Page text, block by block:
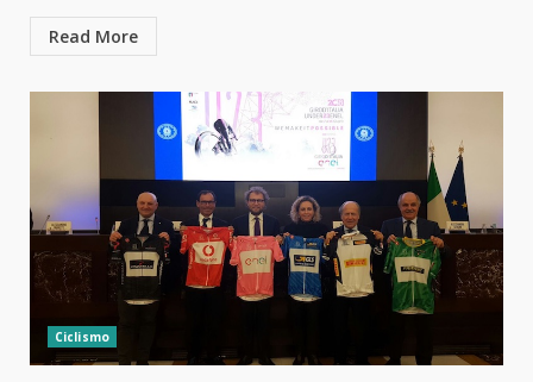
Read More
Ciclismo